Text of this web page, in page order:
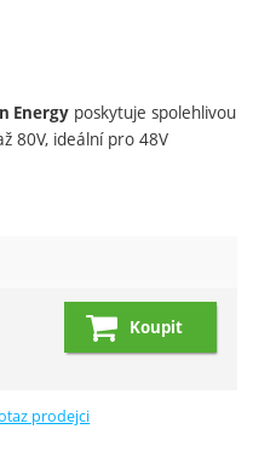
Energy poskytuje spolehlivou
80V, ideální pro 48V
Koupit
prodejci